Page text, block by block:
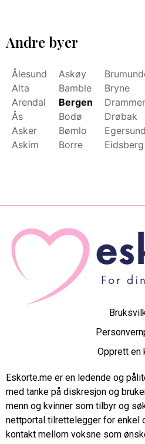
Andre byer
Ålesund
Alta
Arendal
Ås
Asker
Askim
Askøy
Bamble
Bergen
Bodø
Bømlo
Borre
Bryne
Drøbak
Egersund
Eidsberg
Opprett en
Eskorte.me er en ledende og
med tanke på diskresjon og
menn og kvinner som tilbyr og
nettportal tilrettelegger for enkel
kontakt mellom voksne som